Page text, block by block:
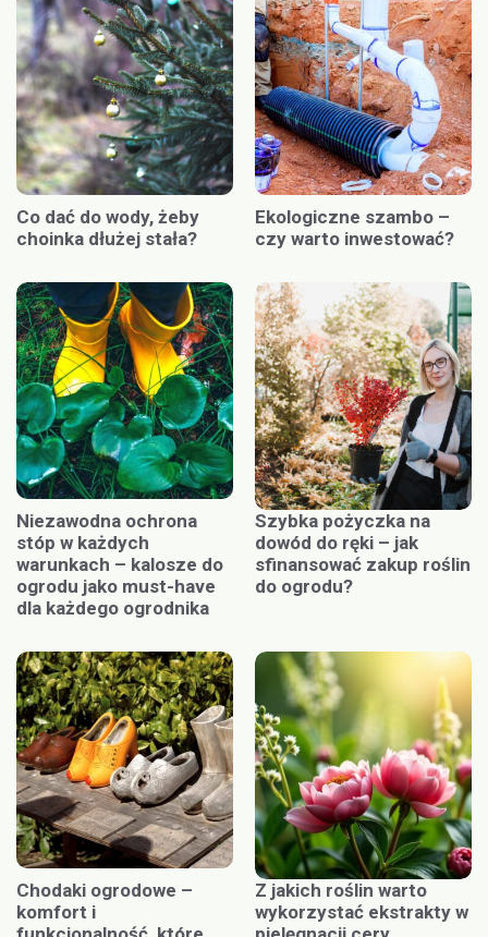
Co dać do wody, żeby
choinka dłużej stała?
Ekologiczne szambo –
czy warto inwestować?
Niezawodna ochrona
stóp w każdych
warunkach – kalosze do
ogrodu jako must-have
dla każdego ogrodnika
Szybka pożyczka na
dowód do ręki – jak
sfinansować zakup roślin
do ogrodu?
Chodaki ogrodowe –
komfort i
Z jakich roślin warto
wykorzystać ekstrakty w